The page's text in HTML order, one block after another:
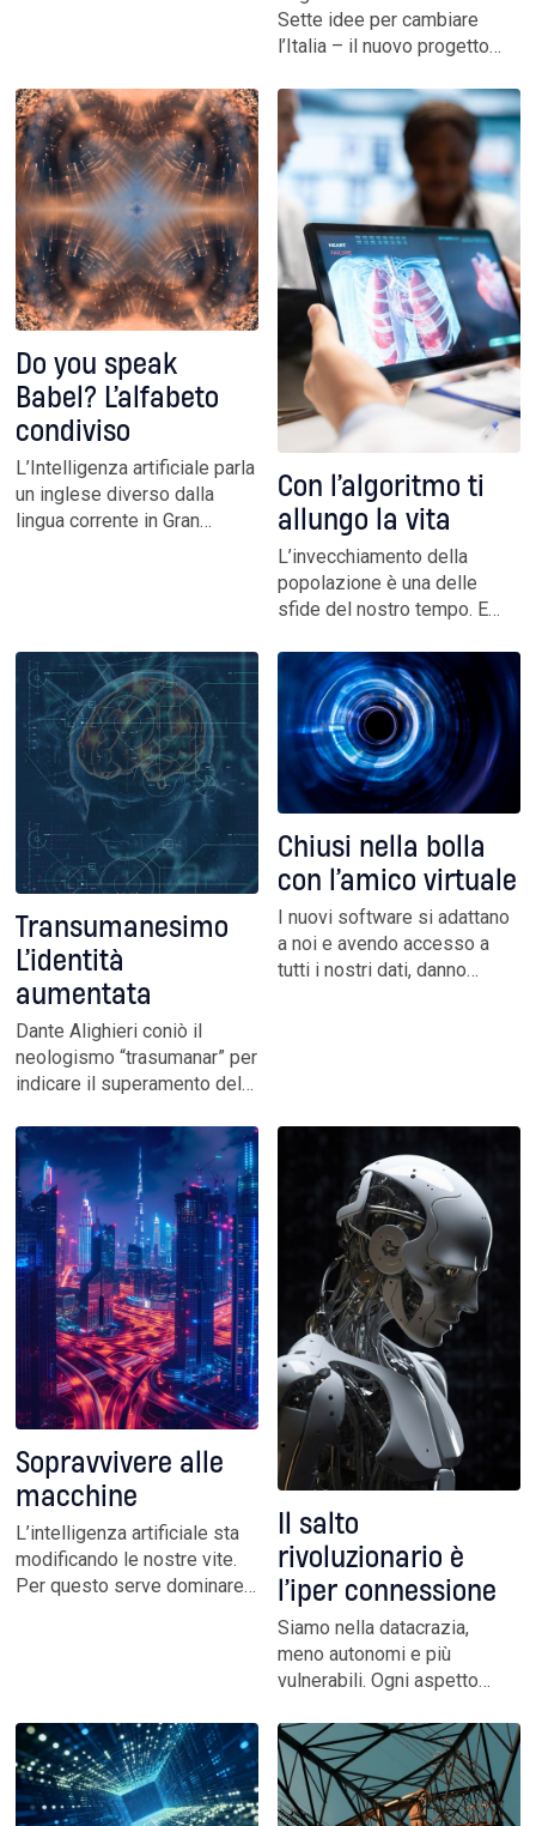
Sette idee per cambiare
l’Italia – il nuovo progetto
si rivolge alle startup italiane
per portare nuova linfa al
settore della sostenibilità -
si apre una nuova scena
della transizione sostenibile
nell’ambito ESG.
Do you speak
Babel? L’alfabeto
condiviso
L’Intelligenza artificiale parla
un inglese diverso dalla
lingua corrente in Gran
mondo virtuale, nessuno
potrà dire di essere
madrelingua
Con l’algoritmo ti
allungo la vita
L’invecchiamento della
popolazione è una delle
sfide del nostro tempo. E
terza età scendono in campo
le nuove tecnologie. Dalla
stimolazione cognitiva con i
robot alla comunicazione
tramite Ia
Transumanesimo
L’identità
aumentata
Dante Alighieri coniò il
neologismo “trasumanar” per
indicare il superamento della
all’esperienza ultraterrena.
La visione filosofica che ha
conquistato la Silicon Valley
ha mutuato da lì il proprio
concetto cardine
Chiusi nella bolla
con l’amico virtuale
I nuovi software si adattano
a noi e avendo accesso a
tutti i nostri dati, danno
di essere manipolate
Sopravvivere alle
macchine
L’intelligenza artificiale sta
modificando le nostre vite.
Per questo serve dominare
unicità. Un breve manuale
d’autore per orientarsi
Il salto
rivoluzionario è
l’iper connessione
Siamo nella datacrazia,
meno autonomi e più
vulnerabili. Ogni aspetto
Cambia il rapporto con il
linguaggio, dice Derrick de
Kerckhove. Ma, avverte, sta
a noi coglierne le